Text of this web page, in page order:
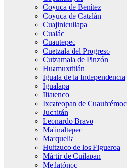
Coyuca de Benítez
Coyuca de Catalán
Cuajinicuilapa
Cualác
Cuautepec
Cuetzala del Progreso
Cutzamala de Pinzón
Huamuxtitlán
Iguala de la Independencia
Igualapa
Iliatenco
Ixcateopan de Cuauhtémoc
Juchitán
Leonardo Bravo
Malinaltepec
Marquelia
Huitzuco de los Figueroa
Mártir de Cuilapan
Metlatónoc